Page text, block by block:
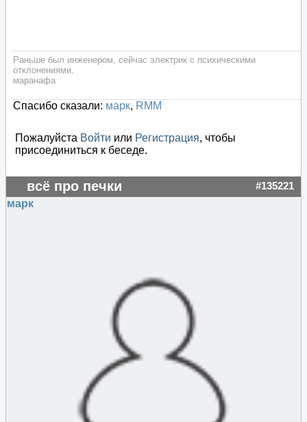
Раньше был инженером, сейчас электрик с психическими
отклонениями.
маранафа
Спасибо сказали: марк, RMM
Пожалуйста Войти или Регистрация, чтобы
присоединиться к беседе.
всё про печки #135221
марк